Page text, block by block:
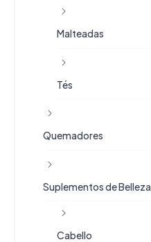
Malteadas
Tés
Quemadores
Suplementos de Belleza
Cabello